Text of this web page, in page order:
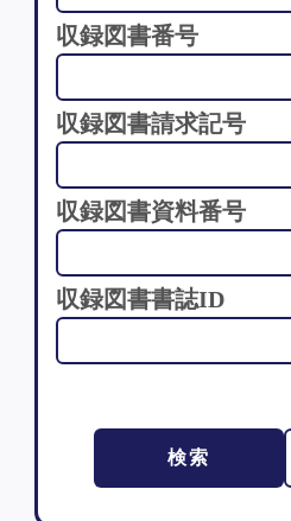
収録図書番号
収録図書請求記号
収録図書資料番号
収録図書書誌ID
検索